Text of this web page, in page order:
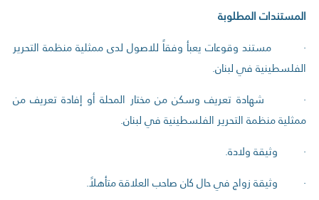
المستندات المطلوبة
· مستند وقوعات يعبأ وفقاً للاصول لدى ممثلية منظمة التحرير
الفلسطينية في لبنان.
· شهادة تعريف وسكن من مختار المحلة أو إفادة تعريف من
ممثلية منظمة التحرير الفلسطينية في لبنان.
· وثيقة ولادة.
· وثيقة زواج في حال كان صاحب العلاقة متأهلاً.